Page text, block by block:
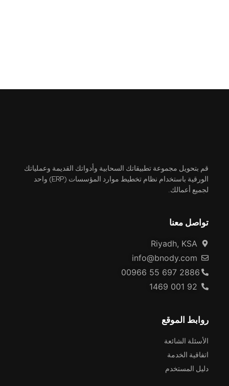
قم بتحويل مجموعة تطبيقاتك السحابية وأدواتك القديمة وعملياتك
الورقية باستخدام نظام تخطيط موارد المؤسسات (ERP) واحد
لجميع أعمالك.
تواصل معنا
Riyadh, KSA
info@bnody.com
00966 55 697 2886
92 001 1469
روابط الموقع
الأسئلة الشائعة
اتفاقية الخدمة
دليل المستخدم